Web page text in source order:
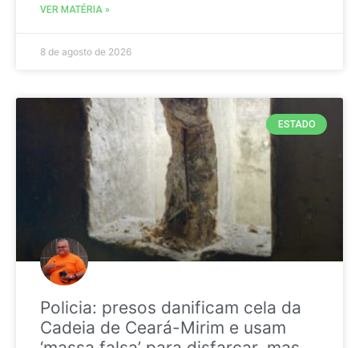
VER MATÉRIA »
8 de agosto de 2026
ESTADO
Policia: presos danificam cela da
Cadeia de Ceará-Mirim e usam